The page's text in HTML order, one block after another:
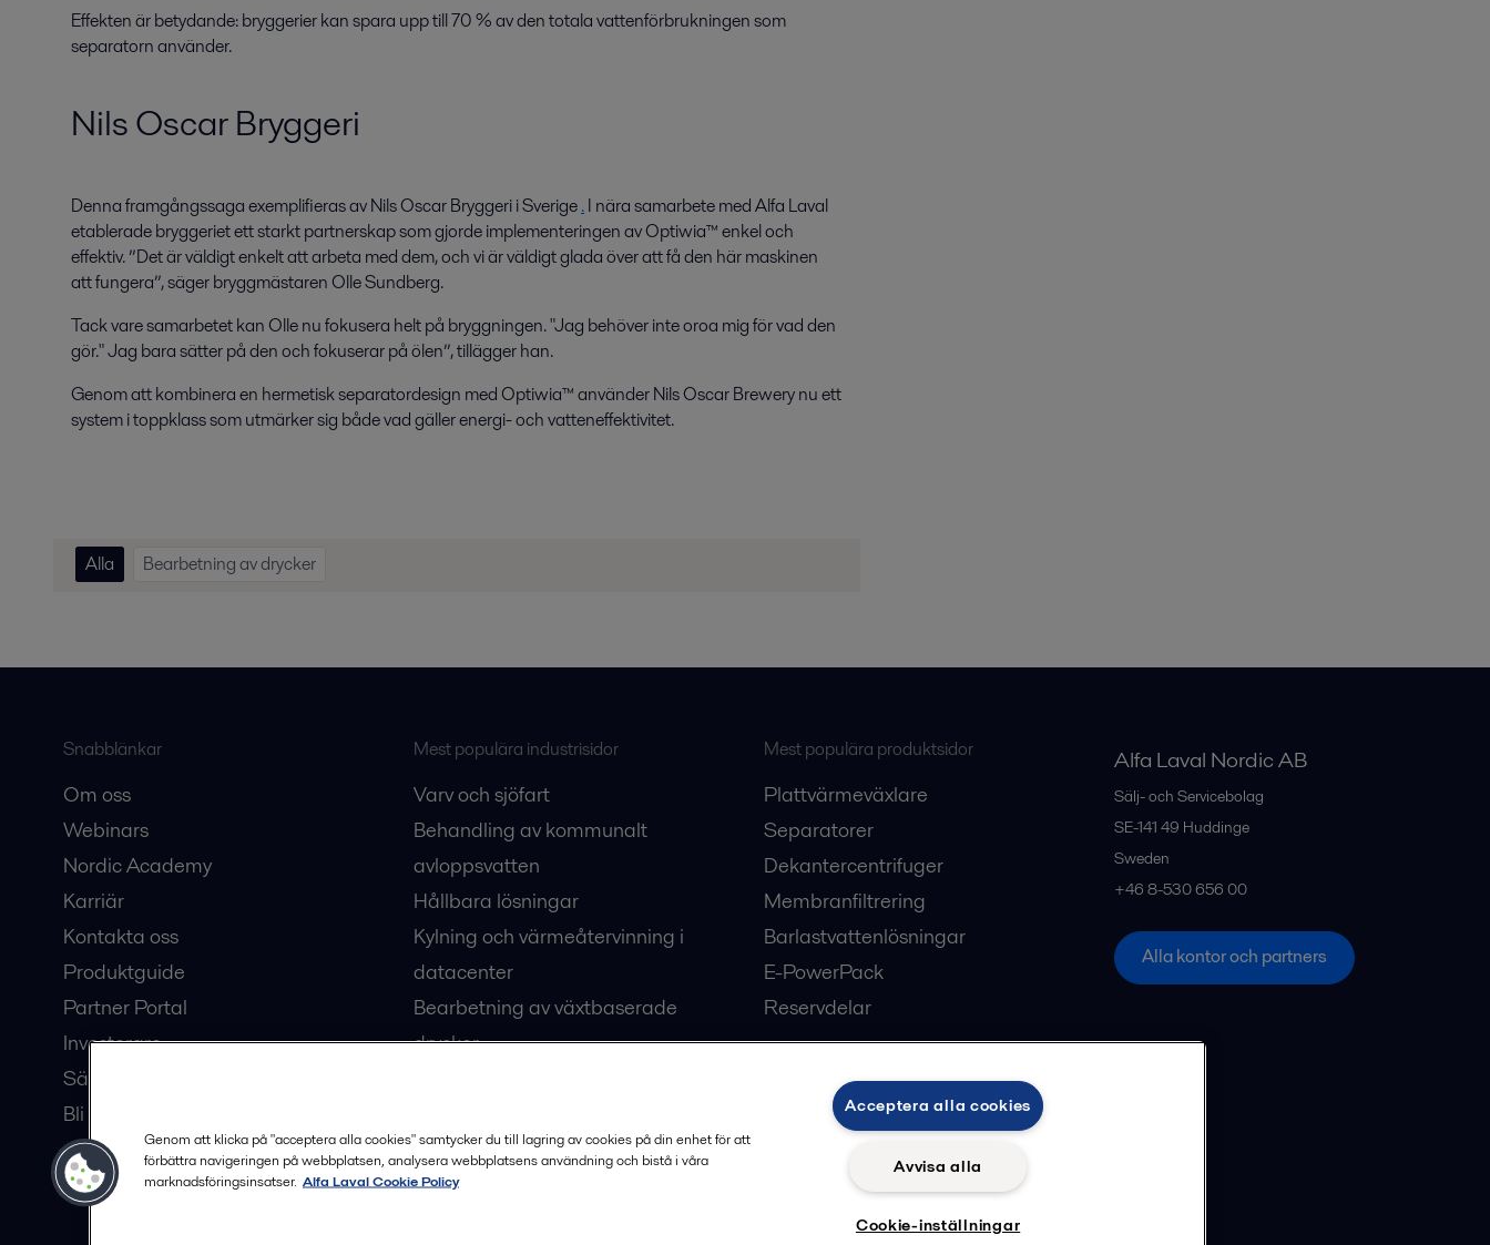
Effekten är betydande: bryggerier kan spara upp till 70 % av den totala vattenförbrukningen som
separatorn använder.
Nils Oscar Bryggeri
Denna framgångssaga exemplifieras av Nils Oscar Bryggeri i Sverige.I nära samarbete med Alfa Laval
etablerade bryggeriet ett starkt partnerskap som gjorde implementeringen av Optiwia™ enkel och
effektiv. ”Det är väldigt enkelt att arbeta med dem, och vi är väldigt glada över att få den här maskinen
att fungera”, säger bryggmästaren Olle Sundberg.
Tack vare samarbetet kan Olle nu fokusera helt på bryggningen. "Jag behöver inte oroa mig för vad den
gör." Jag bara sätter på den och fokuserar på ölen”, tillägger han.
Genom att kombinera en hermetisk separatordesign med Optiwia™ använder Nils Oscar Brewery nu ett
system i toppklass som utmärker sig både vad gäller energi- och vatteneffektivitet.
Alla Bearbetning av drycker
Snabblänkar
Om oss
Webinars
Nordic Academy
Karriär
Kontakta oss
Produktguide
Partner Portal
Investerare
Säkerhetsdatablad
Bli en partner
Mest populära industrisidor
Varv och sjöfart
Behandling av kommunalt
avloppsvatten
Hållbara lösningar
Kylning och värmeåtervinning i
datacenter
Bearbetning av växtbaserade
drycker
Mest populära produktsidor
Plattvärmeväxlare
Separatorer
Dekantercentrifuger
Membranfiltrering
Barlastvattenlösningar
E-PowerPack
Reservdelar
Alfa Laval Nordic AB
Sälj- och Servicebolag
SE-141 49 Huddinge
Sweden
+46 8-530 656 00
Alla kontor och partners
Genom att klicka på "acceptera alla cookies" samtycker du till lagring av cookies på din enhet för att
förbättra navigeringen på webbplatsen, analysera webbplatsens användning och bistå i våra
marknadsföringsinsatser. Alfa Laval Cookie Policy
Acceptera alla cookies
Avvisa alla
Cookie-inställningar